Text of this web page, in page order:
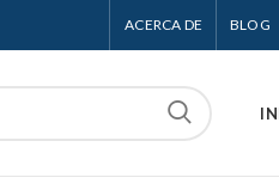
ACERCA DE BLOG